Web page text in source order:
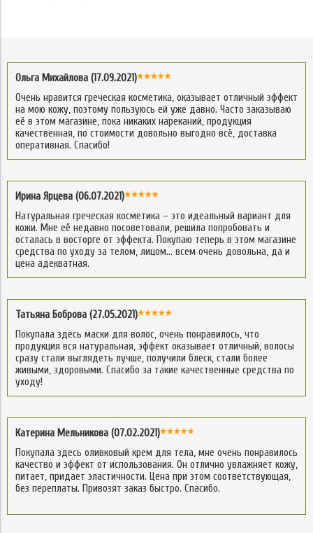
Ольга Михайлова (17.09.2021)
Очень нравится греческая косметика, оказывает отличный эффект
на мою кожу, поэтому пользуюсь ей уже давно. Часто заказываю
её в этом магазине, пока никаких нареканий, продукция
качественная, по стоимости довольно выгодно всё, доставка
оперативная. Спасибо!
Ирина Ярцева (06.07.2021)
Натуральная греческая косметика – это идеальный вариант для
кожи. Мне её недавно посоветовали, решила попробовать и
осталась в восторге от эффекта. Покупаю теперь в этом магазине
средства по уходу за телом, лицом… всем очень довольна, да и
цена адекватная.
Татьяна Боброва (27.05.2021)
Покупала здесь маски для волос, очень понравилось, что
продукция вся натуральная, эффект оказывает отличный, волосы
сразу стали выглядеть лучше, получили блеск, стали более
живыми, здоровыми. Спасибо за такие качественные средства по
уходу!
Катерина Мельникова (07.02.2021)
Покупала здесь оливковый крем для тела, мне очень понравилось
качество и эффект от использования. Он отлично увлажняет кожу,
питает, придает эластичности. Цена при этом соответствующая,
без переплаты. Привозят заказ быстро. Спасибо.